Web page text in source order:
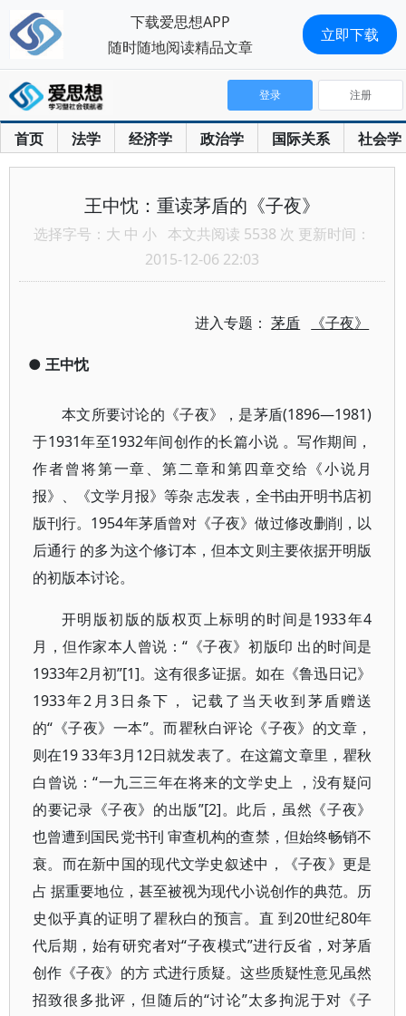
首页 法学 经济学 政治学 国际关系 社会学
登录 注册
王中忱：重读茅盾的《子夜》
选择字号： 大 中 小 本文共阅读 5538 次 更新时间：
2015-12-06 22:03
进入专题：茅盾 《子夜》
● 王中忱
本文所要讨论的《子夜》，是茅盾(1896—1981)
于1931年至1932年间创作的长篇小说 。写作期间，
作者曾将第一章、第二章和第四章交给《小说月
报》、《文学月报》等杂 志发表，全书由开明书店初
版刊行。1954年茅盾曾对《子夜》做过修改删削，以
后通行 的多为这个修订本，但本文则主要依据开明版
的初版本讨论。
开明版初版的版权页上标明的时间是1933年4
月，但作家本人曾说：“《子夜》初版印 出的时间是
1933年2月初”[1]。这有很多证据。如在《鲁迅日记》
1933年2月3日条下， 记载了当天收到茅盾赠送
的“《子夜》一本”。而瞿秋白评论《子夜》的文章，
则在19 33年3月12日就发表了。在这篇文章里，瞿秋
白曾说：“一九三三年在将来的文学史上 ，没有疑问
的要记录《子夜》的出版”[2]。此后，虽然《子夜》
也曾遭到国民党书刊 审查机构的查禁，但始终畅销不
衰。而在新中国的现代文学史叙述中，《子夜》更是
占 据重要地位，甚至被视为现代小说创作的典范。历
史似乎真的证明了瞿秋白的预言。直 到20世纪80年
代后期，始有研究者对“子夜模式”进行反省，对茅盾
创作《子夜》的方 式进行质疑。这些质疑性意见虽然
招致很多批评，但随后的“讨论”太多拘泥于对《子
下载爱思想APP
随时随地阅读精品文章
立即下载